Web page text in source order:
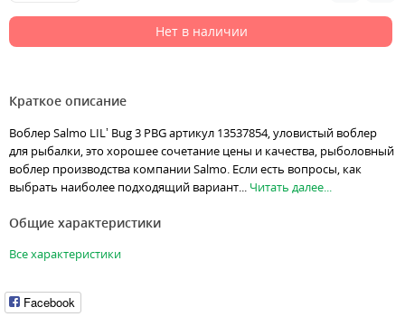
Нет в наличии
Краткое описание
Воблер Salmo LIL’ Bug 3 PBG артикул 13537854, уловистый воблер
для рыбалки, это хорошее сочетание цены и качества, рыболовный
воблер производства компании Salmo. Если есть вопросы, как
выбрать наиболее подходящий вариант... Читать далее...
Общие характеристики
Все характеристики
Facebook